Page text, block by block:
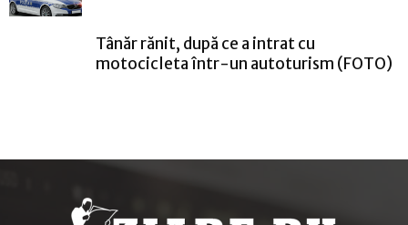
Tânăr rănit, după ce a intrat cu
motocicleta într-un autoturism (FOTO)